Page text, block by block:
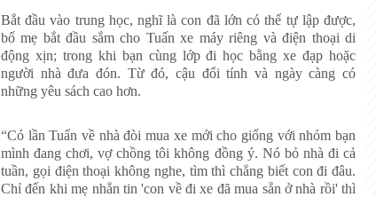
Bắt đầu vào trung học, nghĩ là con đã lớn có thể tự lập được,
bố mẹ bắt đầu sắm cho Tuấn xe máy riêng và điện thoại di
động xịn; trong khi bạn cùng lớp đi học bằng xe đạp hoặc
người nhà đưa đón. Từ đó, cậu đổi tính và ngày càng có
những yêu sách cao hơn.
“Có lần Tuấn về nhà đòi mua xe mới cho giống với nhóm bạn
mình đang chơi, vợ chồng tôi không đồng ý. Nó bỏ nhà đi cả
tuần, gọi điện thoại không nghe, tìm thì chẳng biết con đi đâu.
Chỉ đến khi mẹ nhắn tin 'con về đi xe đã mua sẵn ở nhà rồi' thì